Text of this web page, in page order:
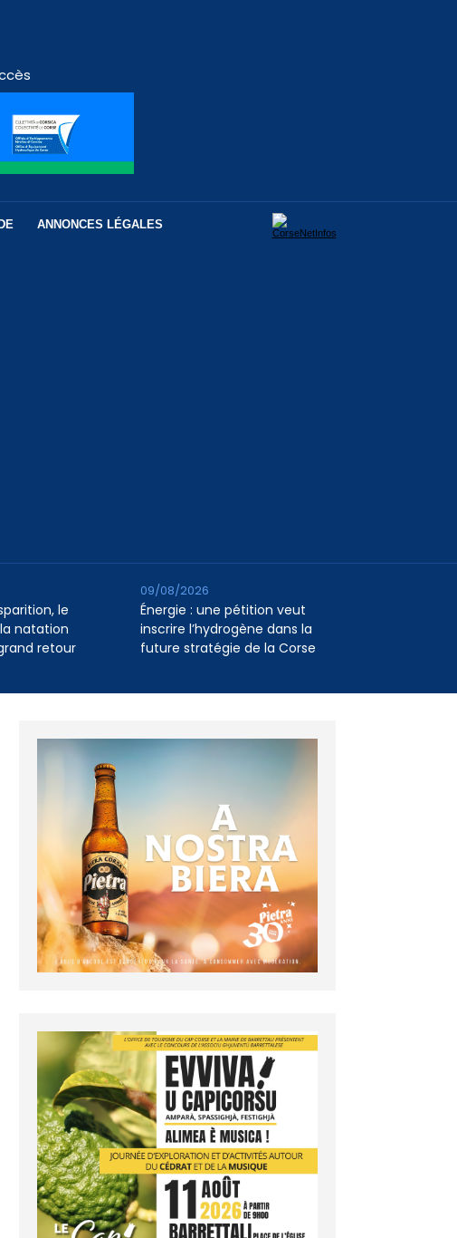
ANNONCES LÉGALES
le
natation
retour
Énergie : une pétition veut
inscrire l’hydrogène dans la
future stratégie de la Corse
09/08/2026